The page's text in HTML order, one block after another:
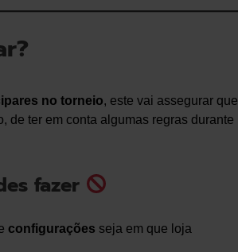
no torneio, este vai assegurar que
de ter em conta algumas regras durante
fazer
configurações seja em que loja